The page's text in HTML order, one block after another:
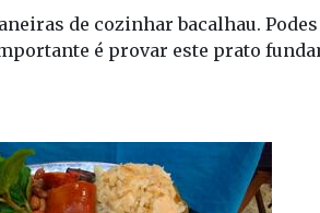
de cozinhar bacalhau.
é provar este prato